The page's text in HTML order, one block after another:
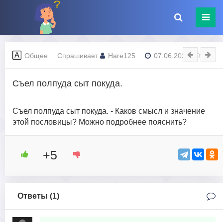
Общее Спрашивает Hare125 07.06.2023 - 09:48
Съел полпуда сыт покуда.
Съел полпуда сыт покуда. - Каков смысл и значение
этой пословицы? Можно подробнее пояснить?
+5
Ответы (1)